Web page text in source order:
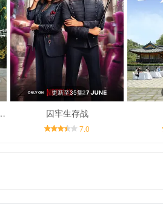
一个人真好
更新至35集
囚牢生存战
7.0